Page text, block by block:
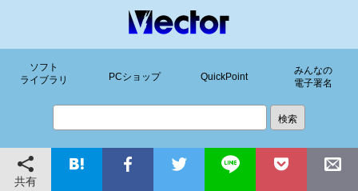
ソフト
ライブラリ
PCショップ QuickPoint
みんなの
電子署名
共有